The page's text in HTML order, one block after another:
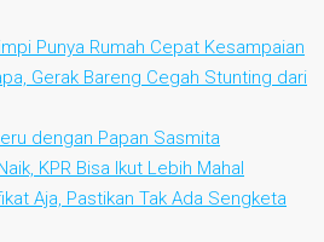
Punya Rumah Cepat Kesampaian
Gerak Bareng Cegah Stunting dari
dengan Papan Sasmita
KPR Bisa Ikut Lebih Mahal
Aja, Pastikan Tak Ada Sengketa